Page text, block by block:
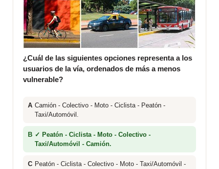
¿Cuál de las siguientes opciones representa a los
usuarios de la vía, ordenados de más a menos
vulnerable?
A Camión - Colectivo - Moto - Ciclista - Peatón -
Taxi/Automóvil.
B ✓ Peatón - Ciclista - Moto - Colectivo -
Taxi/Automóvil - Camión.
C Peatón - Ciclista - Colectivo - Moto - Taxi/Automóvil -